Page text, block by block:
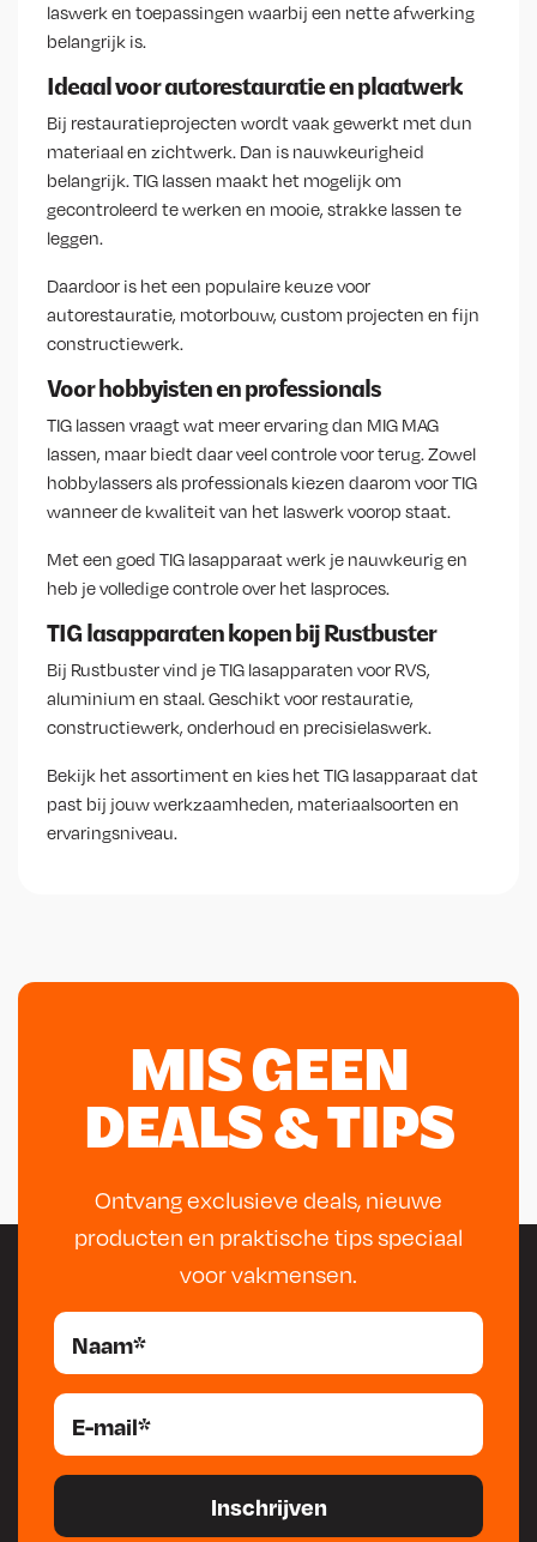
laswerk en toepassingen waarbij een nette afwerking
belangrijk is.
Ideaal voor autorestauratie en plaatwerk
Bij restauratieprojecten wordt vaak gewerkt met dun
materiaal en zichtwerk. Dan is nauwkeurigheid
belangrijk. TIG lassen maakt het mogelijk om
gecontroleerd te werken en mooie, strakke lassen te
leggen.
Daardoor is het een populaire keuze voor
autorestauratie, motorbouw, custom projecten en fijn
constructiewerk.
Voor hobbyisten en professionals
TIG lassen vraagt wat meer ervaring dan MIG MAG
lassen, maar biedt daar veel controle voor terug. Zowel
hobbylassers als professionals kiezen daarom voor TIG
wanneer de kwaliteit van het laswerk voorop staat.
Met een goed TIG lasapparaat werk je nauwkeurig en
heb je volledige controle over het lasproces.
TIG lasapparaten kopen bij Rustbuster
Bij Rustbuster vind je TIG lasapparaten voor RVS,
aluminium en staal. Geschikt voor restauratie,
constructiewerk, onderhoud en precisielaswerk.
Bekijk het assortiment en kies het TIG lasapparaat dat
past bij jouw werkzaamheden, materiaalsoorten en
ervaringsniveau.
MIS GEEN
DEALS & TIPS
Ontvang exclusieve deals, nieuwe
producten en praktische tips speciaal
voor vakmensen.